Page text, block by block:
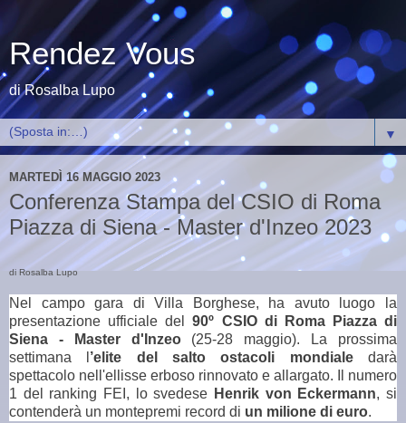
Rendez Vous
di Rosalba Lupo
▼
MARTEDÌ 16 MAGGIO 2023
Conferenza Stampa del CSIO di Roma
Piazza di Siena - Master d'Inzeo 2023
di Rosalba Lupo
Nel campo gara di Villa Borghese, ha avuto luogo la
presentazione ufficiale del90º CSIO di Roma Piazza di
Siena - Master d'Inzeo(25-28 maggio). La prossima
settimana l ’elite del salto ostacoli mondialedarà
spettacolo nell'ellisse erboso rinnovato e allargato. Il numero
1 del ranking FEI, lo svedese Henrik von Eckermann, si
contenderà un montepremi record di un milione di euro.